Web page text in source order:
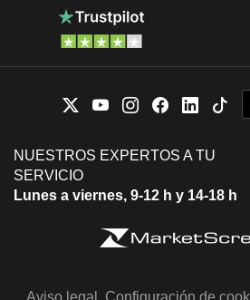
NUESTROS EXPERTOS A TU
SERVICIO
Lunes a viernes, 9-12 h y 14-18 h
Aviso legal Configuración de